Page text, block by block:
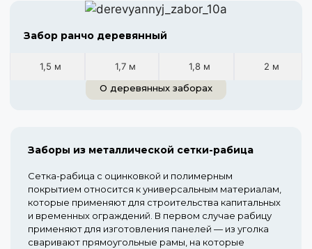
Забор ранчо деревянный
1,5 м 1,7 м 1,8 м
2 м
О деревянных заборах
Заборы из металлической сетки-рабица
Сетка-рабица с оцинковкой и полимерным
покрытием относится к универсальным материалам,
которые применяют для строительства капитальных
и временных ограждений. В первом случае рабицу
применяют для изготовления панелей — из уголка
сваривают прямоугольные рамы, на которые